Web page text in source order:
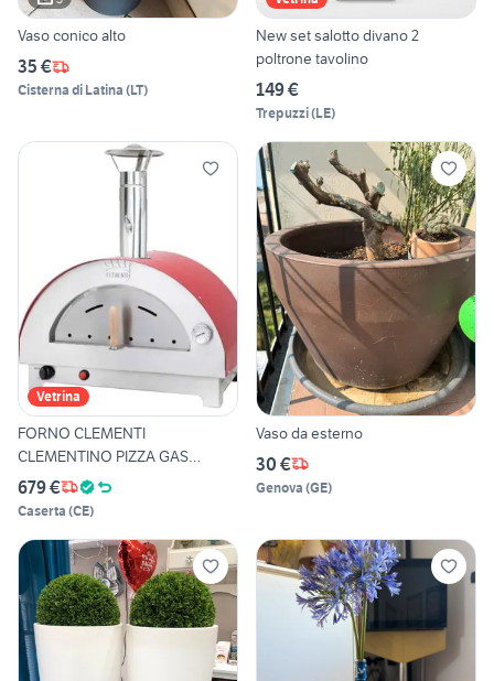
Vaso conico alto
35 €
Cisterna di Latina (LT)
New set salotto divano 2
poltrone tavolino
149 €
Trepuzzi(LE)
Vetrina
FORNO CLEMENTI
CLEMENTINO PIZZA GAS
LEGNA IBRIDO
679 €
Caserta (CE)
Vaso da esterno
30 €
Genova (GE)